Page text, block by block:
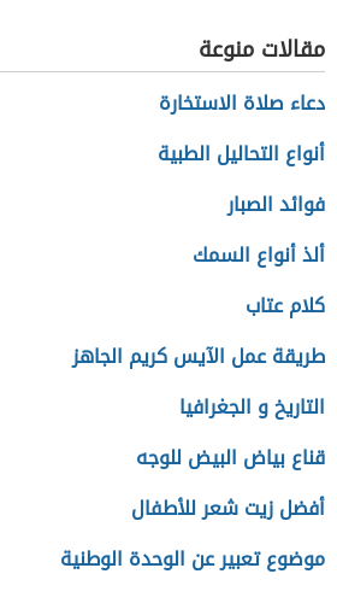
مقالات منوعة
دعاء صلاة الاستخارة
أنواع التحاليل الطبية
فوائد الصبار
ألذ أنواع السمك
كلام عتاب
طريقة عمل الآيس كريم الجاهز
التاريخ و الجغرافيا
قناع بياض البيض للوجه
أفضل زيت شعر للأطفال
موضوع تعبير عن الوحدة الوطنية